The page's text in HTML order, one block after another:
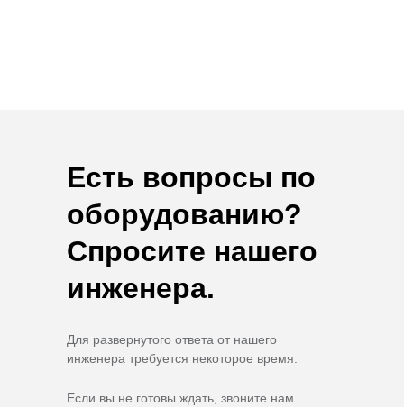
Есть вопросы по
оборудованию?
Спросите нашего
инженера.
Для развернутого ответа от нашего
инженера требуется некоторое время.
Если вы не готовы ждать, звоните нам